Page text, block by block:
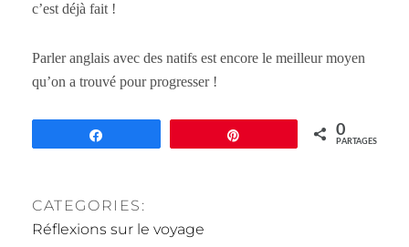
c’est déjà fait !
Parler anglais avec des natifs est encore le meilleur moyen
qu’on a trouvé pour progresser !
0
PARTAGES
CATEGORIES:
Réflexions sur le voyage